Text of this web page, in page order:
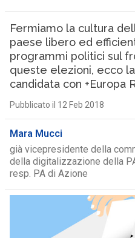
Fermiamo la cultura
paese libero ed
programmi politici sul
queste elezioni, ecco
candidata con +Europa
Pubblicato il 12 Feb 2018
Mara Mucci
già vicepresidente della
della digitalizzazione della
resp. PA di Azione